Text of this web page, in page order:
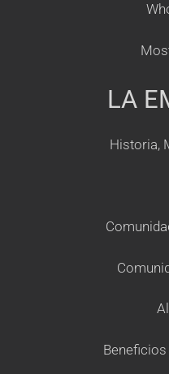
LA
Historia,